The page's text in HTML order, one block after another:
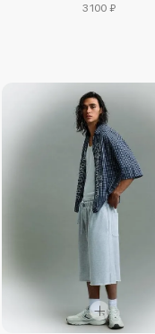
3100 ₽